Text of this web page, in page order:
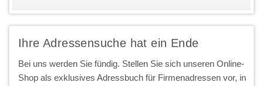
Ihre Adressensuche hat ein Ende
Bei uns werden Sie fündig. Stellen Sie sich unseren Online-
Shop als exklusives Adressbuch für Firmenadressen vor, in